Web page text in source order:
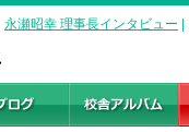
永瀬昭幸 理事長インタビュー